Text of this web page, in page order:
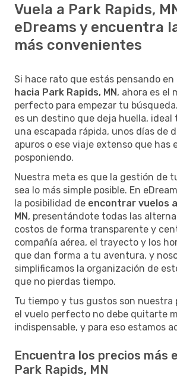
Vuela a Park Rapids,
eDreams y encuentra
más convenientes
Si hace rato que estás pensando en
hacia Park Rapids, MN, ahora es el
perfecto para empezar tu búsqueda.
es un destino que deja huella, ideal
una escapada rápida, unos días de
apuros o ese viaje extenso que has
posponiendo.
Nuestra meta es que la gestión de
sea lo más simple posible. En
la posibilidad de encontrar vuelos
MN, presentándote todas las
costos de forma transparente y
compañía aérea, el trayecto y los
que dan forma a tu aventura, y
simplificamos la organización de
que no pierdas tiempo.
Tu tiempo y tus gustos son nuestra
el vuelo perfecto no debe quitarte
indispensable, y para eso estamos
Encuentra los precios más
Park Rapids, MN